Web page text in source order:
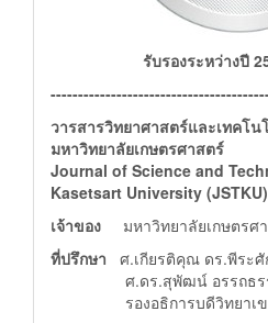
รับรองระหว่างปี
วารสารวิทยาศาสตร์และเทคโน
มหาวิทยาลัยเกษตรศาสตร์
Journal of Science and
Kasetsart University (JSTKU)
เจ้าของ มหาวิทยาลัยเกษตรศ
ที่ปรึกษา ศ.เกียรติคุณ ดร.พีระ
ศ.ดร.สุพัฒน์ อรรถธร
รองอธิการบดีวิทยาเขต